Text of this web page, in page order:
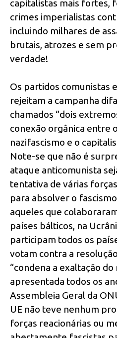
capitalistas mais fortes,
crimes imperialistas
incluindo milhares de
brutais, atrozes e sem
verdade!
Os partidos comunistas
rejeitam a campanha
chamados “dois
conexão orgânica entre
nazifascismo e o
Note-se que não é
ataque anticomunista
tentativa de várias
para absolver o
aqueles que
países bálticos, na
participam todos os
votam contra a
“condena a exaltação do
apresentada todos os
Assembleia Geral da
UE não teve nenhum
forças reacionárias ou